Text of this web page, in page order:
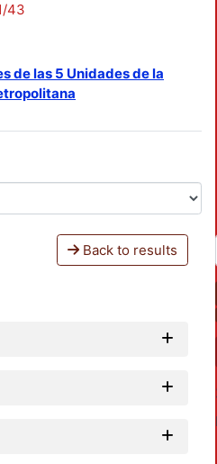
43
de las 5 Unidades de la
Back to results